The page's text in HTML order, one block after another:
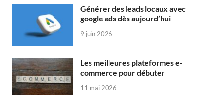
Générer des leads locaux avec
google ads dès aujourd’hui
9 juin 2026
Les meilleures plateformes e-
commerce pour débuter
11 mai 2026